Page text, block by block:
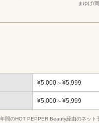
まゆげ/岡
¥5,000～¥5,999
¥5,000～¥5,999
間のHOT PEPPER Beauty経由のネット